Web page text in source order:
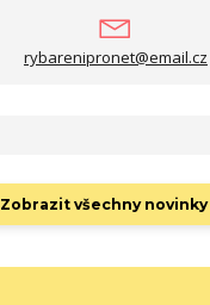
rybarenipronet@email.cz
Zobrazit všechny novinky